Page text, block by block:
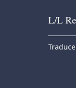
Skip to
L/L